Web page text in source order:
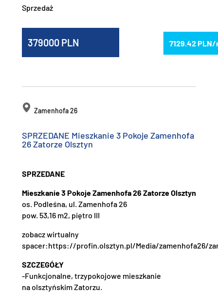
Sprzedaż
379000 7129.42
Zamenhofa 26
SPRZEDANE Mieszkanie 3 Pokoje Zamenhofa
26 Zatorze Olsztyn
SPRZEDANE
Mieszkanie 3 Pokoje Zamenhofa 26 Zatorze Olsztyn
os. Podleśna, ul. Zamenhofa 26
pow. 53,16 m2, piętro III
zobacz wirtualny
spacer:https://profin.olsztyn.pl/Media/zamenhofa26/
SZCZEGÓŁY
-Funkcjonalne, trzypokojowe mieszkanie
na olsztyńskim Zatorzu.